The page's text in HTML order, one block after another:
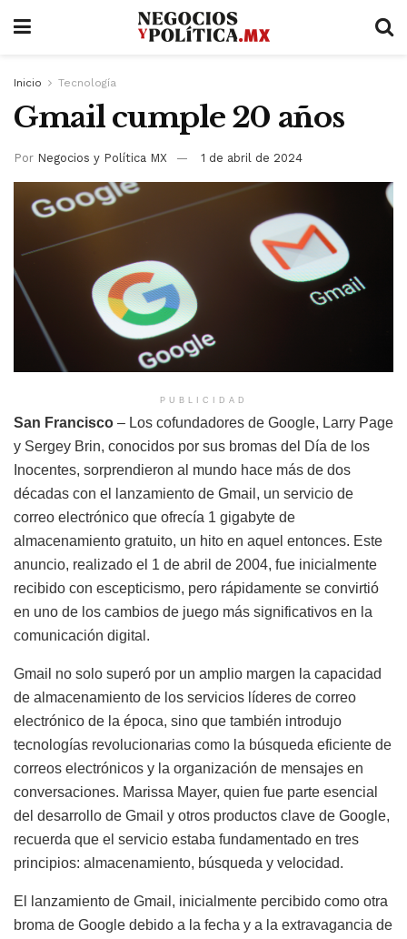
Inicio Tecnología
Gmail cumple 20 años
Por Negocios y Política MX 1 de abril de 2024
PUBLICIDAD
San Francisco – Los cofundadores de Google, Larry Page
y Sergey Brin, conocidos por sus bromas del Día de los
Inocentes, sorprendieron al mundo hace más de dos
décadas con el lanzamiento de Gmail, un servicio de
correo electrónico que ofrecía 1 gigabyte de
almacenamiento gratuito, un hito en aquel entonces. Este
anuncio, realizado el 1 de abril de 2004, fue inicialmente
recibido con escepticismo, pero rápidamente se convirtió
en uno de los cambios de juego más significativos en la
comunicación digital.
Gmail no solo superó por un amplio margen la capacidad
de almacenamiento de los servicios líderes de correo
electrónico de la época, sino que también introdujo
tecnologías revolucionarias como la búsqueda eficiente de
correos electrónicos y la organización de mensajes en
conversaciones. Marissa Mayer, quien fue parte esencial
del desarrollo de Gmail y otros productos clave de Google,
recuerda que el servicio estaba fundamentado en tres
principios: almacenamiento, búsqueda y velocidad.
El lanzamiento de Gmail, inicialmente percibido como otra
broma de Google debido a la fecha y a la extravagancia de